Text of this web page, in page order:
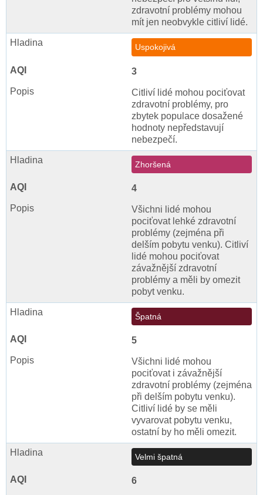
zdravotní problémy mohou
mít jen neobvykle citliví lidé.
Uspokojivá
3
Citliví lidé mohou pociťovat
zdravotní problémy, pro
zbytek populace dosažené
hodnoty nepředstavují
nebezpečí.
Zhoršená
4
Všichni lidé mohou
pociťovat lehké zdravotní
problémy (zejména při
delším pobytu venku). Citliví
lidé mohou pociťovat
závažnější zdravotní
problémy a měli by omezit
pobyt venku.
Špatná
5
Všichni lidé mohou
pociťovat i závažnější
zdravotní problémy (zejména
při delším pobytu venku).
Citliví lidé by se měli
vyvarovat pobytu venku,
ostatní by ho měli omezit.
Velmi špatná
6